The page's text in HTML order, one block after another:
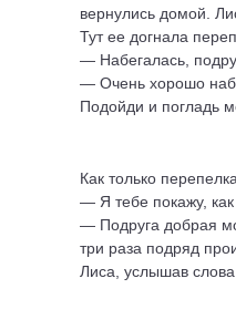
вернулись домой.
Тут ее догнала
— Набегалась,
— Очень хорошо
Подойди и погладь
Как только
— Я тебе покажу, как
— Подруга добрая
три раза подряд
Лиса, услышав